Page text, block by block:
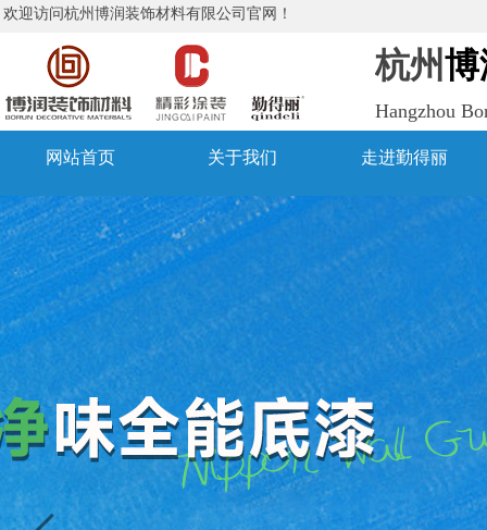
欢迎访问杭州博润装饰材料有限公司官网！
杭州博
Hangzhou
网站首页 关于我们 走进勤得丽